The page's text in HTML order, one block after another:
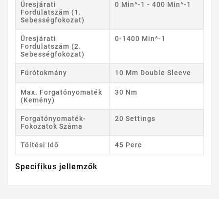
Üresjárati
Fordulatszám (1.
Sebességfokozat)
0 Min^-1 - 400 Min^-1
Üresjárati
Fordulatszám (2.
Sebességfokozat)
0-1400 Min^-1
Fúrótokmány 10 Mm Double Sleeve
Max. Forgatónyomaték
(kemény)
30 Nm
Forgatónyomaték-
Fokozatok Száma
20 Settings
Töltési Idő 45 Perc
Specifikus jellemzők